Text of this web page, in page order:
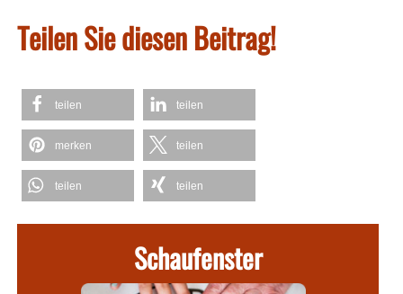
Teilen Sie diesen Beitrag!
teilen teilen
merken teilen
teilen teilen
Schaufenster